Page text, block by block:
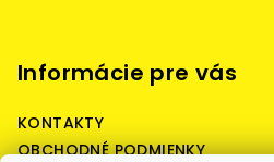
Informácie pre vás
KONTAKTY
OBCHODNÉ PODMIENKY